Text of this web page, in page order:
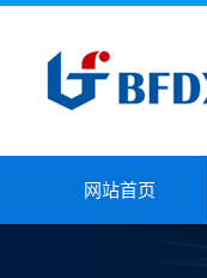
网站首页